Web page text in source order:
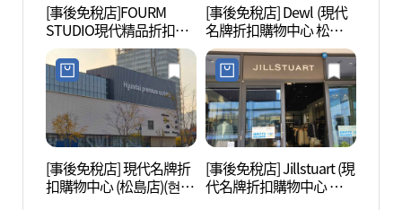
[事後免稅店]FOURM
STUDIO現代精品折扣購
物中心松島店(폼 스튜디
오 현대프리미엄아울렛
송도점)
[事後免稅店] Dewl (現代
名牌折扣購物中心 松島
店)(듀엘 현대프리미엄아
울렛 송도점)
[事後免稅店] 現代名牌折
扣購物中心 (松島店)(현대
[事後免稅店] Jillstuart (現
代名牌折扣購物中心 松